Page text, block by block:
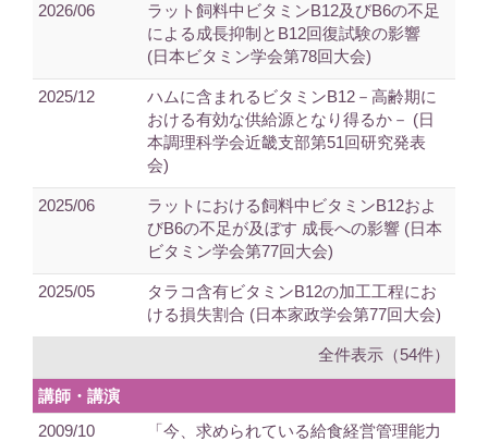
2026/06
ラット飼料中ビタミンB12及びB6の不足
による成長抑制とB12回復試験の影響
(日本ビタミン学会第78回大会)
2025/12
ハムに含まれるビタミンB12－高齢期に
おける有効な供給源となり得るか－ (日
本調理科学会近畿支部第51回研究発表
会)
2025/06
ラットにおける飼料中ビタミンB12およ
びB6の不足が及ぼす 成長への影響 (日本
ビタミン学会第77回大会)
2025/05
タラコ含有ビタミンB12の加工工程にお
ける損失割合 (日本家政学会第77回大会)
全件表示（54件）
講師・講演
2009/10
「今、求められている給食経営管理能力